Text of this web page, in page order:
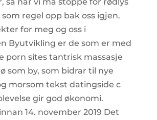
regel opp bak oss igjen.
for meg og oss i
Byutvikling er de som er med
porn sites tantrisk massasje
som by, som bidrar til nye
morsom tekst datingside c
gir god økonomi.
14. november 2019 Det